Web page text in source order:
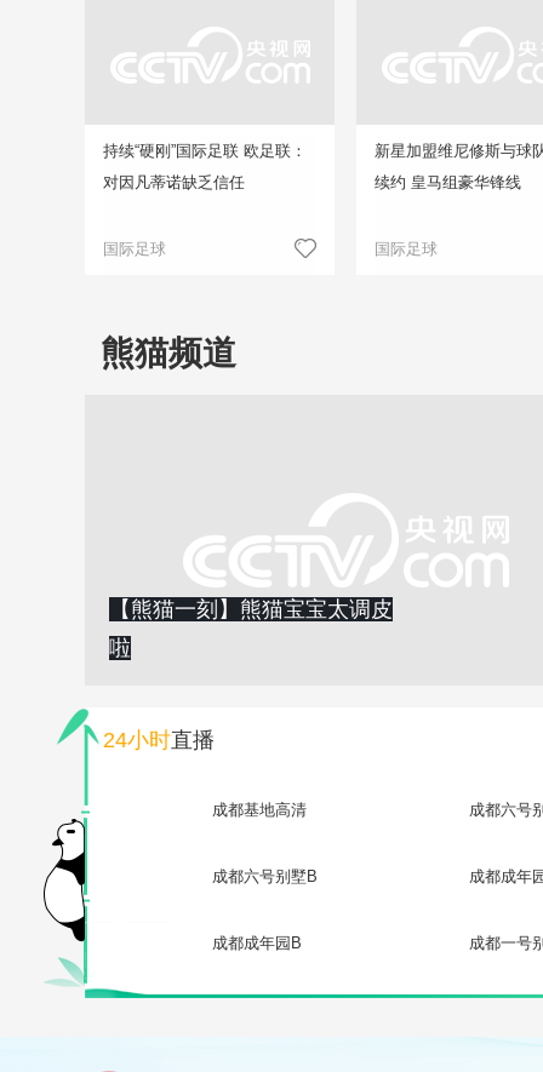
持续“硬刚”国际足联 欧足联：
对因凡蒂诺缺乏信任
国际足球
新星加盟维尼修斯与球
续约 皇马组豪华锋线
国际足球
熊猫频道
【熊猫一刻】熊猫宝宝太调皮
啦
24小时直播
成都基地高清 成都六号
成都六号别墅B 成都成年
成都成年园B 成都一号